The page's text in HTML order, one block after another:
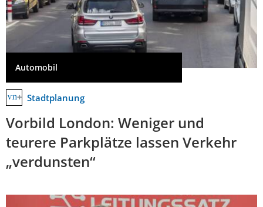
Automobil
Stadtplanung
Vorbild London: Weniger und
teurere Parkplätze lassen Verkehr
„verdunsten“